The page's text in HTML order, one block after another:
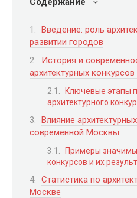
Введение: роль
развитии городов
История и
архитектурных
Ключевые этапы
архитектурного
Влияние
современной Москвы
Примеры
конкурсов и их
Статистика по
Москве